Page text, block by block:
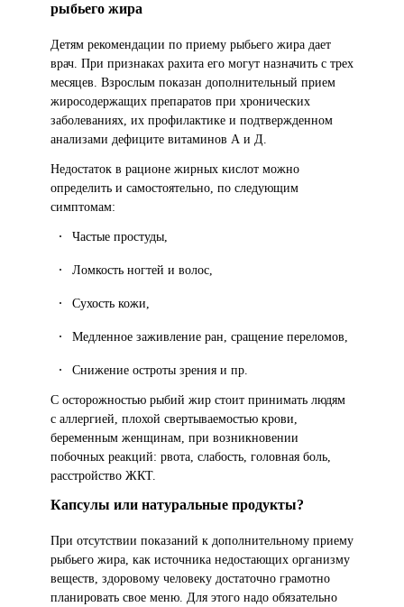
рыбьего жира
Детям рекомендации по приему рыбьего жира дает
врач. При признаках рахита его могут назначить с трех
месяцев. Взрослым показан дополнительный прием
жиросодержащих препаратов при хронических
заболеваниях, их профилактике и подтвержденном
анализами дефиците витаминов А и Д.
Недостаток в рационе жирных кислот можно
определить и самостоятельно, по следующим
симптомам:
Частые простуды,
Ломкость ногтей и волос,
Сухость кожи,
Медленное заживление ран, сращение переломов,
Снижение остроты зрения и пр.
С осторожностью рыбий жир стоит принимать людям
с аллергией, плохой свертываемостью крови,
беременным женщинам, при возникновении
побочных реакций: рвота, слабость, головная боль,
расстройство ЖКТ.
Капсулы или натуральные продукты?
При отсутствии показаний к дополнительному приему
рыбьего жира, как источника недостающих организму
веществ, здоровому человеку достаточно грамотно
планировать свое меню. Для этого надо обязательно